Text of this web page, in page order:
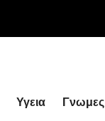
Υγεια Γνωμες